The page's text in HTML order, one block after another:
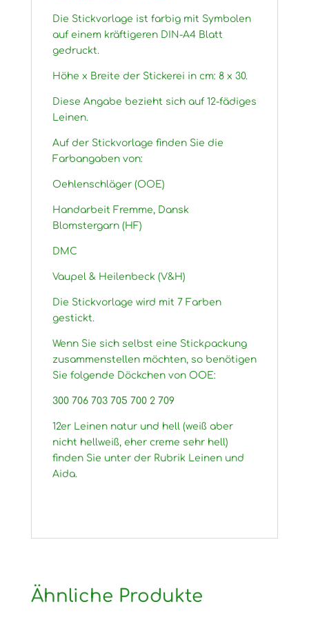
Die Stickvorlage ist farbig mit Symbolen
auf einem kräftigeren DIN-A4 Blatt
gedruckt.
Höhe x Breite der Stickerei in cm: 8 x 30.
Diese Angabe bezieht sich auf 12-fädiges
Leinen.
Auf der Stickvorlage finden Sie die
Farbangaben von:
Oehlenschläger (OOE)
Handarbeit Fremme, Dansk
Blomstergarn (HF)
DMC
Vaupel & Heilenbeck (V&H)
Die Stickvorlage wird mit 7 Farben
gestickt.
Wenn Sie sich selbst eine Stickpackung
zusammenstellen möchten, so benötigen
Sie folgende Döckchen von OOE:
300 706 703 705 700 2 709
12er Leinen natur und hell (weiß aber
nicht hellweiß, eher creme sehr hell)
finden Sie unter der Rubrik Leinen und
Aida.
Ähnliche Produkte